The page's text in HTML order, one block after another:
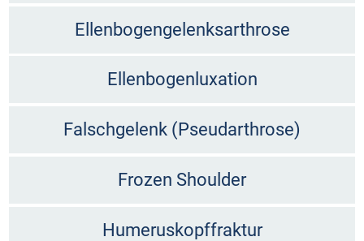
Ellenbogengelenksarthrose
Ellenbogenluxation
Falschgelenk (Pseudarthrose)
Frozen Shoulder
Humeruskopffraktur